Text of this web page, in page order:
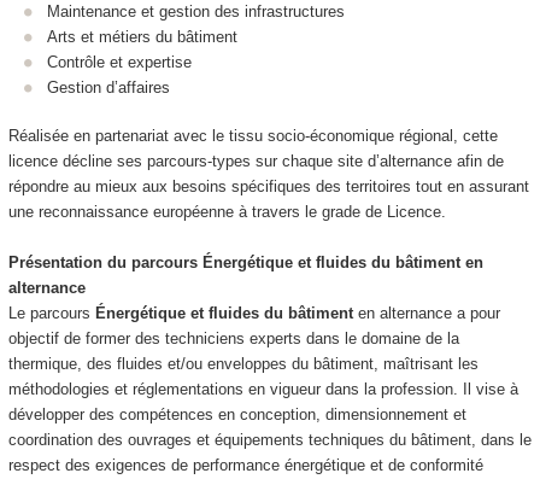
Maintenance et gestion des infrastructures
Arts et métiers du bâtiment
Contrôle et expertise
Gestion d’affaires
Réalisée en partenariat avec le tissu socio‑économique régional, cette
licence décline ses parcours‑types sur chaque site d’alternanceafin de
répondre au mieux aux besoins spécifiques des territoires tout en assurant
une reconnaissance européenne à travers le grade de Licence.
Présentation du parcours Énergétique et fluides du bâtiment en
alternance
Le parcours Énergétique et fluides du bâtimenten alternancea pour
objectif de former des techniciens experts dans le domaine de la
thermique, des fluides et/ou enveloppes du bâtiment, maîtrisant les
méthodologies et réglementations en vigueur dans la profession. Il vise à
développer des compétences en conception, dimensionnement et
coordination des ouvrages et équipements techniques du bâtiment, dans le
respect des exigences de performance énergétique et de conformité